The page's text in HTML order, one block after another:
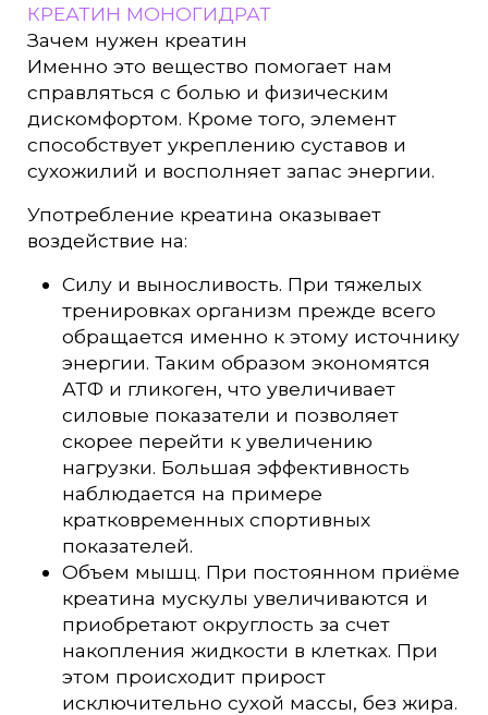
КРЕАТИН МОНОГИДРАТ
Зачем нужен креатин
Именно это вещество помогает нам
справляться с болью и физическим
дискомфортом. Кроме того, элемент
способствует укреплению суставов и
сухожилий и восполняет запас энергии.
Употребление креатина оказывает
воздействие на:
Силу и выносливость. При тяжелых
тренировках организм прежде всего
обращается именно к этому источнику
энергии. Таким образом экономятся
АТФ и гликоген, что увеличивает
силовые показатели и позволяет
скорее перейти к увеличению
нагрузки. Большая эффективность
наблюдается на примере
кратковременных спортивных
показателей.
Объем мышц. При постоянном приёме
креатина мускулы увеличиваются и
приобретают округлость за счет
накопления жидкости в клетках. При
этом происходит прирост
исключительно сухой массы, без жира.